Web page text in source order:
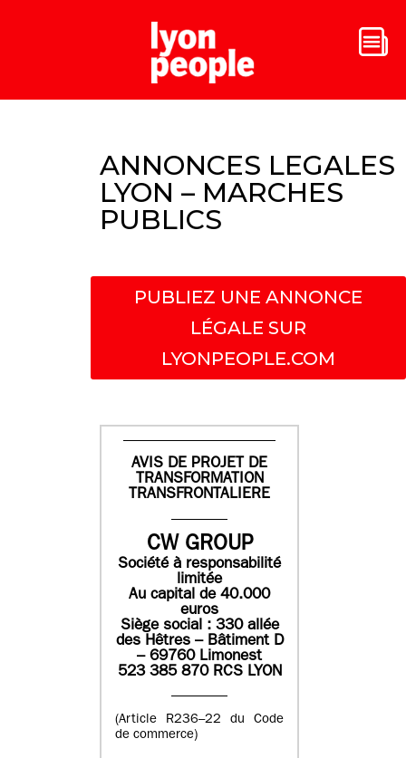
ANNONCES LEGALES
LYON – MARCHES
PUBLICS
PUBLIEZ UNE ANNONCE
LÉGALE SUR
LYONPEOPLE.COM
AVIS DE PROJET DE
TRANSFORMATION
TRANSFRONTALIERE
CW GROUP
Société à responsabilité
limitée
Au capital de 40.000
euros
Siège social : 330 allée
des Hêtres – Bâtiment D
– 69760 Limonest
523 385 870 RCS LYON
(Article R236–22 du Code
de commerce)